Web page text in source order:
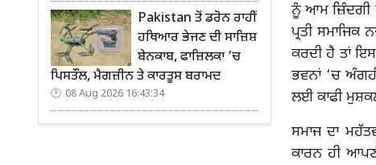
Pakistan ਤੋਂ ਡਰੋਨ ਰਾਹੀਂ
ਹਥਿਆਰ ਭੇਜਣ ਦੀ ਸਾਜ਼ਿਸ਼
ਬੇਨਕਾਬ, ਫਾਜ਼ਿਲਕਾ ’ਚ
ਪਿਸਤੌਲ, ਮੈਗਜ਼ੀਨ ਤੇ ਕਾਰਤੂਸ ਬਰਾਮਦ
08 Aug 2026 16:43:34
ਨੂੰ ਆਮ ਜ਼ਿੰਦਗੀ
ਪ੍ਰਤੀ
ਕਰਦੀ ਹੈ ਤਾਂ
ਭਵਨਾਂ ‘ਚ
ਲਈ ਕਾਫੀ
ਸਮਾਜ ਦਾ
ਕਾਰਨ ਹੀ